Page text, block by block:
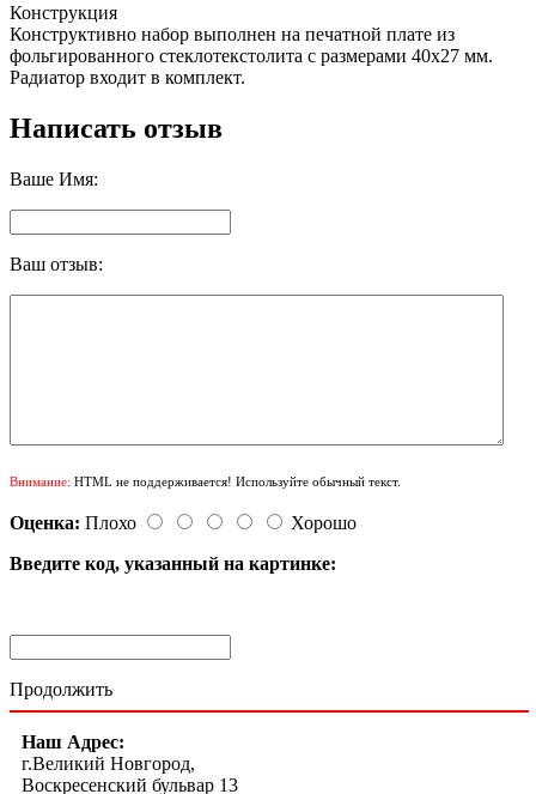
Конструкция
Конструктивно набор выполнен на печатной плате из
фольгированного стеклотекстолита с размерами 40x27 мм.
Радиатор входит в комплект.
Написать отзыв
Ваше Имя:
Ваш отзыв:
Внимание: HTML не поддерживается! Используйте обычный текст.
Оценка: Плохо
Хорошо
Введите код, указанный на картинке:
Продолжить
Наш Адрес:
г.Великий Новгород,
Воскресенский бульвар 13